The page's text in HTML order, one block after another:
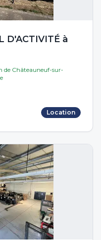
D'ACTIVITÉ à
de Châteauneuf-sur-
Location